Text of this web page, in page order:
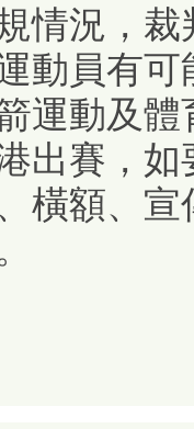
情況，
動員有
運動及
出賽，
橫額、